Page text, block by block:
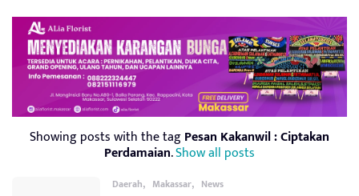
Showing posts with the tagPesan Kakanwil : Ciptakan
Perdamaian.Show all posts
Daerah, Makassar, News